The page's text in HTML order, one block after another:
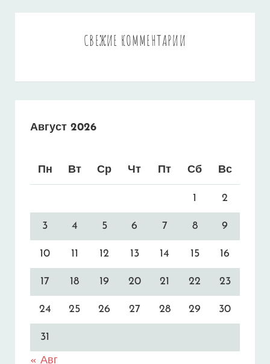
СВЕЖИЕ КОММЕНТАРИИ
Август 2026
Пн Вт Ср Чт Пт Сб Вс
1 2
3 4 5 6 7 8 9
10 11 12 13 14 15 16
17 18 19 20 21 22 23
24 25 26 27 28 29 30
31
« Авг